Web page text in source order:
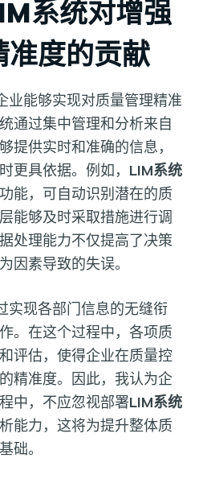
系统对增强
准度的贡献
业能够实现对质量管理精准
通过集中管理和分析来自
提供实时和准确的信息，
更具依据。例如， LIM系统
能，可自动识别潜在的质
能够及时采取措施进行调
处理能力不仅提高了决策
因素导致的失误。
实现各部门信息的无缝衔
。在这个过程中，各项质
评估，使得企业在质量控
精准度。因此，我认为企
中，不应忽视部署LIM系统
能力，这将为提升整体质
础。